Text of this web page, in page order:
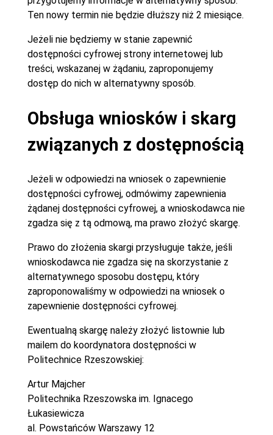
Ten nowy termin nie będzie dłuższy niż 2 miesiące.
Jeżeli nie będziemy w stanie zapewnić
dostępności cyfrowej strony internetowej lub
treści, wskazanej w żądaniu, zaproponujemy
dostęp do nich w alternatywny sposób.
Obsługa wniosków i skarg
związanych z dostępnością
Jeżeli w odpowiedzi na wniosek o zapewnienie
dostępności cyfrowej, odmówimy zapewnienia
żądanej dostępności cyfrowej, a wnioskodawca nie
zgadza się z tą odmową, ma prawo złożyć skargę.
Prawo do złożenia skargi przysługuje także, jeśli
wnioskodawca nie zgadza się na skorzystanie z
alternatywnego sposobu dostępu, który
zaproponowaliśmy w odpowiedzi na wniosek o
zapewnienie dostępności cyfrowej.
Ewentualną skargę należy złożyć listownie lub
mailem do koordynatora dostępności w
Politechnice Rzeszowskiej:
Artur Majcher
Politechnika Rzeszowska im. Ignacego
Łukasiewicza
al. Powstańców Warszawy 12